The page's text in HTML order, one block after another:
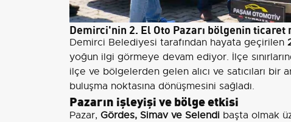
Demirci'nin 2. El Oto Pazarı bölgenin
Demirci Belediyesi tarafından hayata geçirilen
yoğun ilgi görmeye devam ediyor. İlçe
ilçe ve bölgelerden gelen alıcı ve satıcıları
buluşma noktasına dönüşmesini sağladı.
Pazarın işleyişi ve bölge etkisi
Pazar, Gördes, Simav ve Selendi başta olmak